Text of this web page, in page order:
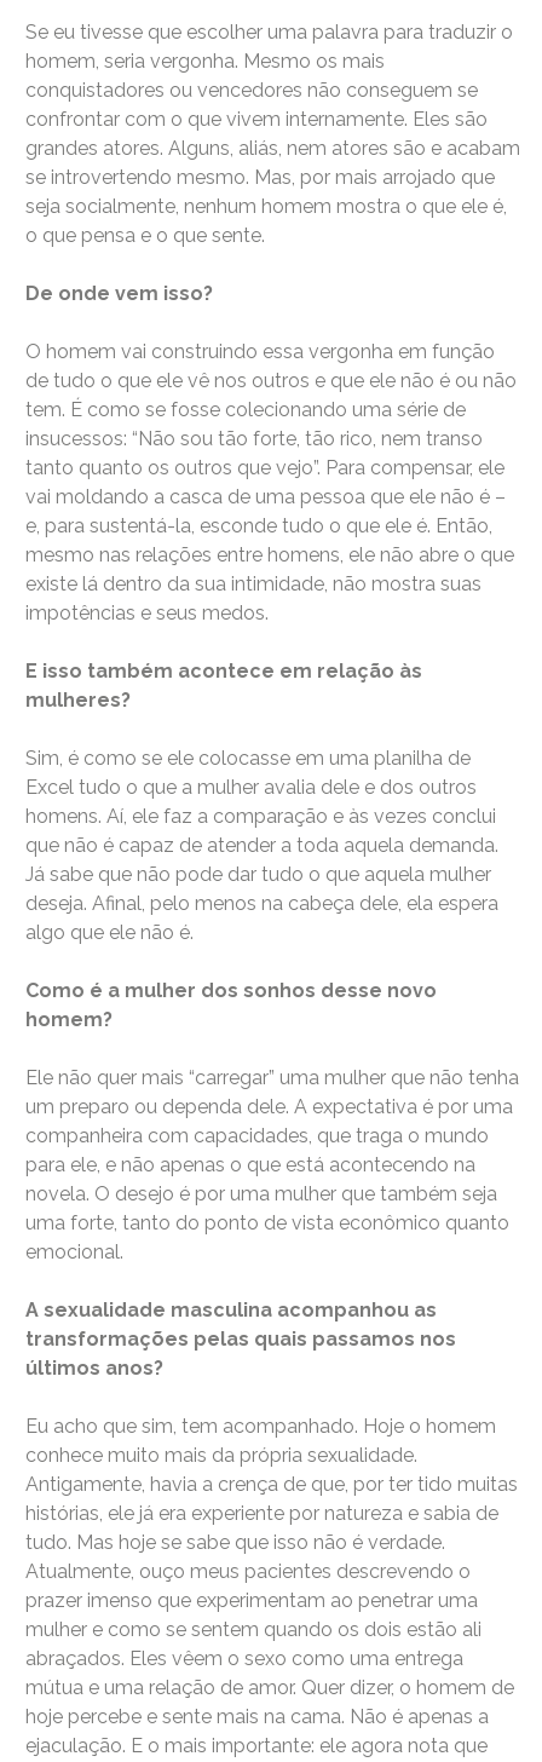
Se eu tivesse que escolher uma palavra para traduzir o
homem, seria vergonha. Mesmo os mais
conquistadores ou vencedores não conseguem se
confrontar com o que vivem internamente. Eles são
grandes atores. Alguns, aliás, nem atores são e acabam
se introvertendo mesmo. Mas, por mais arrojado que
seja socialmente, nenhum homem mostra o que ele é,
o que pensa e o que sente.
De onde vem isso?
O homem vai construindo essa vergonha em função
de tudo o que ele vê nos outros e que ele não é ou não
tem. É como se fosse colecionando uma série de
insucessos: “Não sou tão forte, tão rico, nem transo
tanto quanto os outros que vejo”. Para compensar, ele
vai moldando a casca de uma pessoa que ele não é –
e, para sustentá-la, esconde tudo o que ele é. Então,
mesmo nas relações entre homens, ele não abre o que
existe lá dentro da sua intimidade, não mostra suas
impotências e seus medos.
E isso também acontece em relação às
mulheres?
Sim, é como se ele colocasse em uma planilha de
Excel tudo o que a mulher avalia dele e dos outros
homens. Aí, ele faz a comparação e às vezes conclui
que não é capaz de atender a toda aquela demanda.
Já sabe que não pode dar tudo o que aquela mulher
deseja. Afinal, pelo menos na cabeça dele, ela espera
algo que ele não é.
Como é a mulher dos sonhos desse novo
homem?
Ele não quer mais “carregar” uma mulher que não tenha
um preparo ou dependa dele. A expectativa é por uma
companheira com capacidades, que traga o mundo
para ele, e não apenas o que está acontecendo na
novela. O desejo é por uma mulher que também seja
uma forte, tanto do ponto de vista econômico quanto
emocional.
A sexualidade masculina acompanhou as
transformações pelas quais passamos nos
últimos anos?
Eu acho que sim, tem acompanhado. Hoje o homem
conhece muito mais da própria sexualidade.
Antigamente, havia a crença de que, por ter tido muitas
histórias, ele já era experiente por natureza e sabia de
tudo. Mas hoje se sabe que isso não é verdade.
Atualmente, ouço meus pacientes descrevendo o
prazer imenso que experimentam ao penetrar uma
mulher e como se sentem quando os dois estão ali
abraçados. Eles vêem o sexo como uma entrega
mútua e uma relação de amor. Quer dizer, o homem de
hoje percebe e sente mais na cama. Não é apenas a
ejaculação. E o mais importante: ele agora nota que